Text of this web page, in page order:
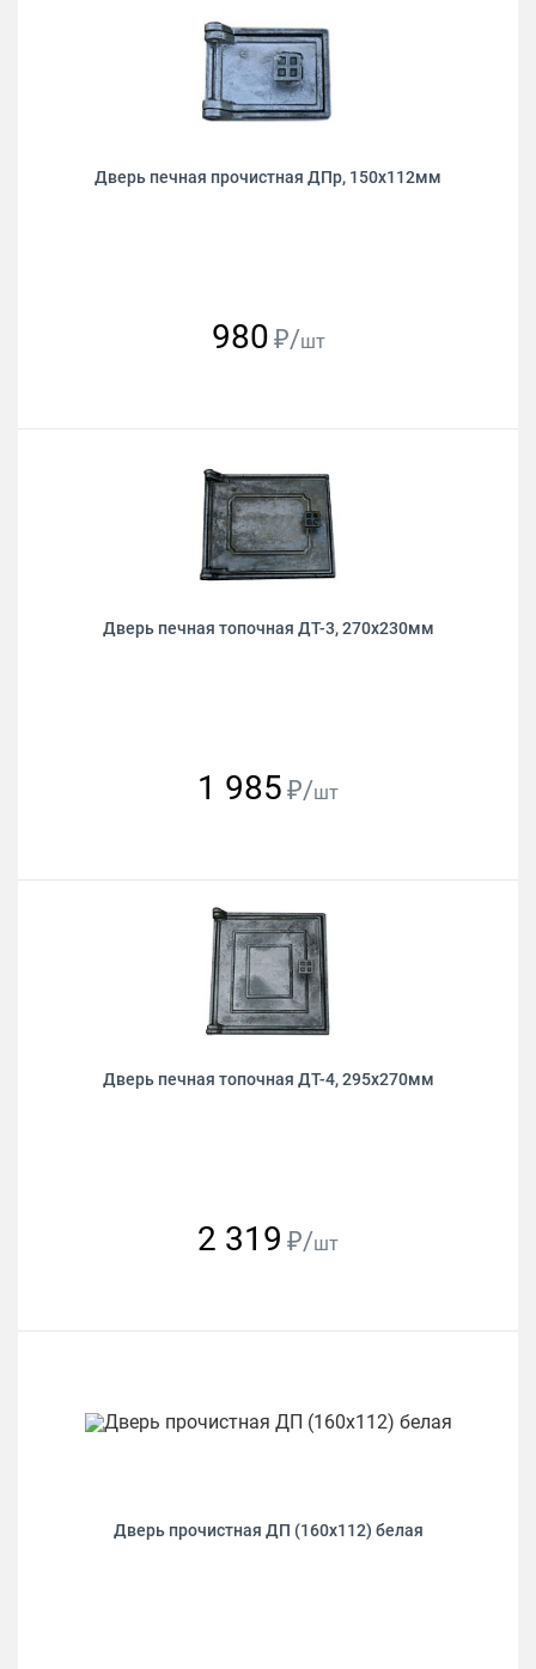
Дверь печная прочистная ДПр, 150х112мм
980 ₽/шт
Дверь печная топочная ДТ-3, 270х230мм
1 985 ₽/шт
Дверь печная топочная ДТ-4, 295х270мм
2 319 ₽/шт
Дверь прочистная ДП (160х112) белая